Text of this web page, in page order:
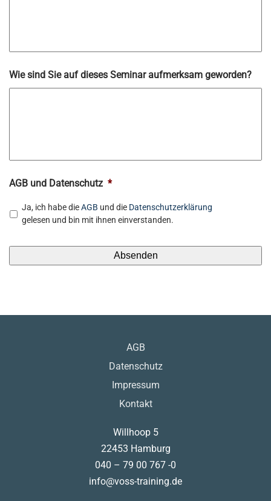
Wie sind Sie auf dieses Seminar aufmerksam geworden?
AGB und Datenschutz *
Ja, ich habe dieAGB und die Datenschutzerklärung
gelesen und bin mit ihnen einverstanden.
AGB
Datenschutz
Impressum
Kontakt
Willhoop 5
22453 Hamburg
040 – 79 00 767 -0
info@voss-training.de